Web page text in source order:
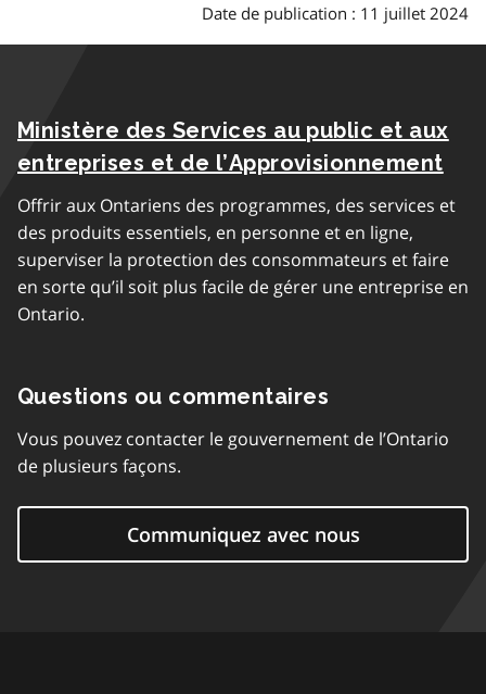
Date de publication : 11 juillet 2024
Ministère des Services au public et aux
entreprises et de l’Approvisionnement
Offrir aux Ontariens des programmes, des services et
des produits essentiels, en personne et en ligne,
superviser la protection des consommateurs et faire
en sorte qu’il soit plus facile de gérer une entreprise en
Ontario.
Questions ou commentaires
Vous pouvez contacter le gouvernement de l’Ontario
de plusieurs façons.
Communiquez avec nous